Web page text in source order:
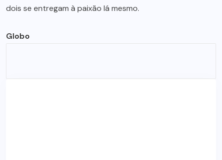
dois se entregam à paixão lá mesmo.
Globo